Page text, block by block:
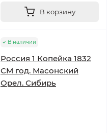
В корзину
В наличии
Россия 1 Копейка 1832
СМ год. Масонский
Орел. Сибирь